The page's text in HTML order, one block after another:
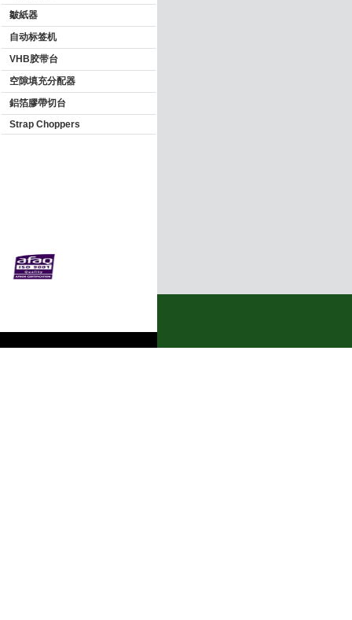
皺紙器
自动标签机
VHB胶带台
空隙填充分配器
鋁箔膠帶切台
Strap Choppers